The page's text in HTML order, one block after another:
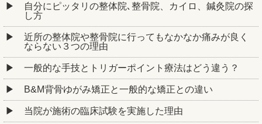
自分にピッタリの整体院､整骨院、カイロ、鍼灸院の探
し方
近所の整体院や整骨院に行ってもなかなか痛みが良く
ならない３つの理由
一般的な手技とトリガーポイント療法はどう違う？
B&M背骨ゆがみ矯正と一般的な矯正との違い
当院が施術の臨床試験を実施した理由